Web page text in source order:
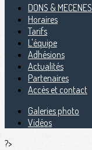
DONS & MECENES
Horaires
Tarifs
L'équipe
Adhésions
Actualités
Partenaires
Accès et contact
Galeries photo
Vidéos
?>